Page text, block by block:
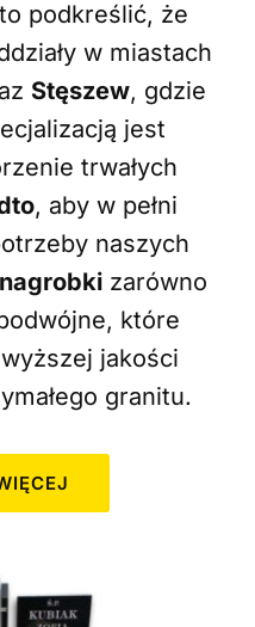
podkreślić, że
w miastach
Stęszew, gdzie
jest
trwałych
, aby w pełni
naszych
nagrobki zarówno
które
jakości
granitu.